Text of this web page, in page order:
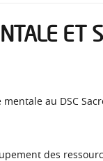
ET
au DSC
des